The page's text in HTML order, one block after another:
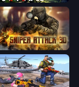
Sniper Attack 3D: Shooting War